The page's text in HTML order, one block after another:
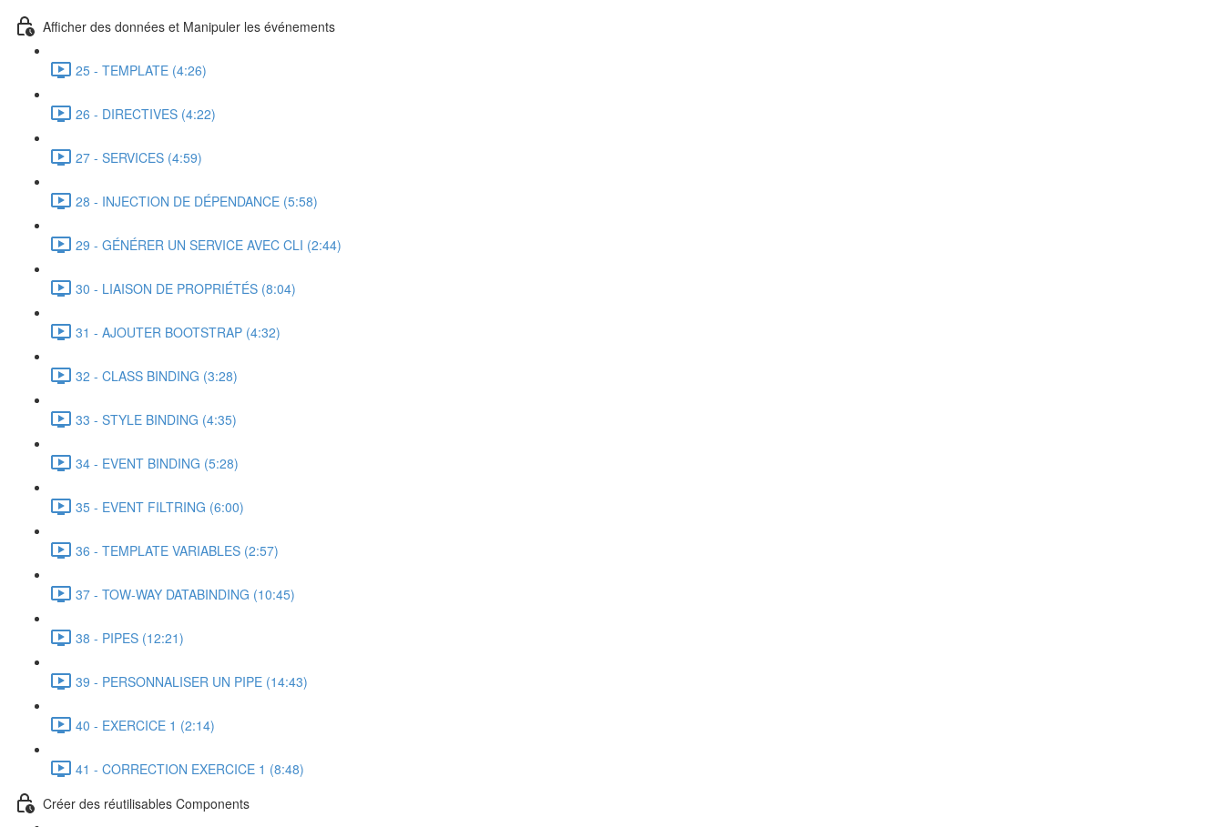
Afficher des données et Manipuler les événements
25 - TEMPLATE (4:26)
26 - DIRECTIVES (4:22)
27 - SERVICES (4:59)
28 - INJECTION DE DÉPENDANCE (5:58)
29 - GÉNÉRER UN SERVICE AVEC CLI (2:44)
30 - LIAISON DE PROPRIÉTÉS (8:04)
31 - AJOUTER BOOTSTRAP (4:32)
32 - CLASS BINDING (3:28)
33 - STYLE BINDING (4:35)
34 - EVENT BINDING (5:28)
35 - EVENT FILTRING (6:00)
36 - TEMPLATE VARIABLES (2:57)
37 - TOW-WAY DATABINDING (10:45)
38 - PIPES (12:21)
39 - PERSONNALISER UN PIPE (14:43)
40 - EXERCICE 1 (2:14)
41 - CORRECTION EXERCICE 1 (8:48)
Créer des réutilisables Components